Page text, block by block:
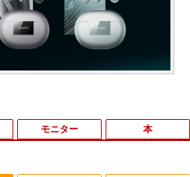
モニター 本